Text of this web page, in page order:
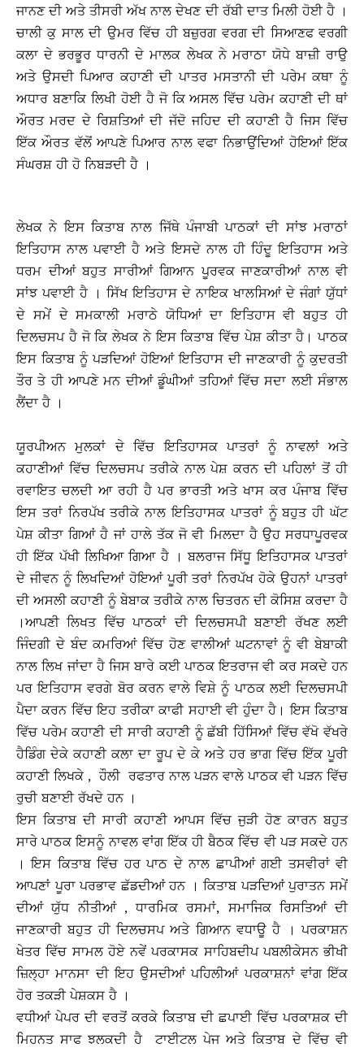
ਜਾਨਣ ਦੀ ਅਤੇ ਤੀਸਰੀ ਅੱਖ ਨਾਲ ਦੇਖਣ ਦੀ ਰੱਬੀ ਦਾਤ ਮਿਲੀ ਹੋਈ ਹੈ ।
ਚਾਲੀ ਕੁ ਸਾਲ ਦੀ ਉਮਰ ਵਿੱਚ ਹੀ ਬਜ਼ੁਰਗ ਵਰਗ ਦੀ ਸਿਆਣਫ ਵਰਗੀ
ਕਲਾ ਦੇ ਭਰਭੂਰ ਧਾਰਨੀ ਦੇ ਮਾਲਕ ਲੇਖਕ ਨੇ ਮਰਾਠਾ ਯੋਧੇ ਬਾਜ਼ੀ ਰਾਉ
ਅਤੇ ਉਸਦੀ ਪਿਆਰ ਕਹਾਣੀ ਦੀ ਪਾਤਰ ਮਸਤਾਨੀ ਦੀ ਪਰੇਮ ਕਥਾ ਨੂੰ
ਅਧਾਰ ਬਣਾਕਿ ਲਿਖੀ ਹੋਈ ਹੈ ਜੋ ਕਿ ਅਸਲ ਵਿੱਚ ਪਰੇਮ ਕਹਾਣੀ ਦੀ ਥਾਂ
ਔਰਤ ਮਰਦ ਦੇ ਰਿਸ਼ਤਿਆਂ ਦੀ ਜੱਦੋ ਜਹਿਦ ਦੀ ਕਹਾਣੀ ਹੈ ਜਿਸ ਵਿੱਚ
ਇੱਕ ਔਰਤ ਵੱਲੋਂ ਆਪਣੇ ਪਿਆਰ ਨਾਲ ਵਫਾ ਨਿਭਾਉਂਦਿਆਂ ਹੋਇਆਂ ਇੱਕ
ਸੰਘਰਸ਼ ਹੀ ਹੋ ਨਿਬੜਦੀ ਹੈ ।
ਲੇਖਕ ਨੇ ਇਸ ਕਿਤਾਬ ਨਾਲ ਜਿੱਥੇ ਪੰਜਾਬੀ ਪਾਠਕਾਂ ਦੀ ਸਾਂਝ ਮਰਾਠਾਂ
ਇਤਿਹਾਸ ਨਾਲ ਪਵਾਈ ਹੈ ਅਤੇ ਇਸਦੇ ਨਾਲ ਹੀ ਹਿੰਦੂ ਇਤਿਹਾਸ ਅਤੇ
ਧਰਮ ਦੀਆਂ ਬਹੁਤ ਸਾਰੀਆਂ ਗਿਆਨ ਪੂਰਵਕ ਜਾਣਕਾਰੀਆਂ ਨਾਲ ਵੀ
ਸਾਂਝ ਪਵਾਈ ਹੈ । ਸਿੱਖ ਇਤਿਹਾਸ ਦੇ ਨਾਇਕ ਖਾਲਸਿਆਂ ਦੇ ਜੰਗਾਂ ਯੁੱਧਾਂ
ਦੇ ਸਮੇਂ ਦੇ ਸਮਕਾਲੀ ਮਰਾਠੇ ਯੋਧਿਆਂ ਦਾ ਇਤਿਹਾਸ ਵੀ ਬਹੁਤ ਹੀ
ਦਿਲਚਸਪ ਹੈ ਜੋ ਕਿ ਲੇਖਕ ਨੇ ਇਸ ਕਿਤਾਬ ਵਿੱਚ ਪੇਸ਼ ਕੀਤਾ ਹੈ। ਪਾਠਕ
ਇਸ ਕਿਤਾਬ ਨੂੰ ਪੜਦਿਆਂ ਹੋਇਆਂ ਇਤਿਹਾਸ ਦੀ ਜਾਣਕਾਰੀ ਨੂੰ ਕੁਦਰਤੀ
ਤੌਰ ਤੇ ਹੀ ਆਪਣੇ ਮਨ ਦੀਆਂ ਡੂੰਘੀਆਂ ਤਹਿਆਂ ਵਿੱਚ ਸਦਾ ਲਈ ਸੰਭਾਲ
ਲੈਂਦਾ ਹੈ ।
ਯੂਰਪੀਅਨ ਮੁਲਕਾਂ ਦੇ ਵਿੱਚ ਇਤਿਹਾਸਕ ਪਾਤਰਾਂ ਨੂੰ ਨਾਵਲਾਂ ਅਤੇ
ਕਹਾਣੀਆਂ ਵਿੱਚ ਦਿਲਚਸਪ ਤਰੀਕੇ ਨਾਲ ਪੇਸ਼ ਕਰਨ ਦੀ ਪਹਿਲਾਂ ਤੋਂ ਹੀ
ਰਵਾਇਤ ਚਲਦੀ ਆ ਰਹੀ ਹੈ ਪਰ ਭਾਰਤੀ ਅਤੇ ਖਾਸ ਕਰ ਪੰਜਾਬ ਵਿੱਚ
ਇਸ ਤਰਾਂ ਨਿਰਪੱਖ ਤਰੀਕੇ ਨਾਲ ਇਤਿਹਾਸਕ ਪਾਤਰਾਂ ਨੂੰ ਬਹੁਤ ਹੀ ਘੱਟ
ਪੇਸ਼ ਕੀਤਾ ਗਿਆਂ ਹੈ ਜਾਂ ਹਾਲੇ ਤੱਕ ਜੋ ਵੀ ਮਿਲਦਾ ਹੈ ਉਹ ਸਰਧਾਪੂਰਵਕ
ਹੀ ਇੱਕ ਪੱਖੀ ਲਿਖਿਆ ਗਿਆ ਹੈ । ਬਲਰਾਜ ਸਿੱਧੂ ਇਤਿਹਾਸਕ ਪਾਤਰਾਂ
ਦੇ ਜੀਵਨ ਨੂੰ ਲਿਖਦਿਆਂ ਹੋਇਆਂ ਪੂਰੀ ਤਰਾਂ ਨਿਰਪੱਖ ਹੋਕੇ ਉਹਨਾਂ ਪਾਤਰਾਂ
ਦੀ ਅਸਲੀ ਕਹਾਣੀ ਨੂੰ ਬੇਬਾਕ ਤਰੀਕੇ ਨਾਲ ਚਿਤਰਨ ਦੀ ਕੋਸਿਸ਼ ਕਰਦਾ ਹੈ
। ਆਪਣੀ ਲਿਖਤ ਵਿੱਚ ਪਾਠਕਾਂ ਦੀ ਦਿਲਚਸਪੀ ਬਣਾਈ ਰੱਖਣ ਲਈ
ਜਿੰਦਗੀ ਦੇ ਬੰਦ ਕਮਰਿਆਂ ਵਿੱਚ ਹੋਣ ਵਾਲੀਆਂ ਘਟਨਾਵਾਂ ਨੂੰ ਵੀ ਬੇਬਾਕੀ
ਨਾਲ ਲਿਖ ਜਾਂਦਾ ਹੈ ਜਿਸ ਬਾਰੇ ਕਈ ਪਾਠਕ ਇਤਰਾਜ ਵੀ ਕਰ ਸਕਦੇ ਹਨ
ਪਰ ਇਤਿਹਾਸ ਵਰਗੇ ਬੋਰ ਕਰਨ ਵਾਲੇ ਵਿਸ਼ੇ ਨੂੰ ਪਾਠਕ ਲਈ ਦਿਲਚਸਪੀ
ਪੈਦਾ ਕਰਨ ਵਿੱਚ ਇਹ ਤਰੀਕਾ ਕਾਫੀ ਸਹਾਈ ਵੀ ਹੁੰਦਾ ਹੈ। ਇਸ ਕਿਤਾਬ
ਵਿੱਚ ਪਰੇਮ ਕਹਾਣੀ ਦੀ ਸਾਰੀ ਕਹਾਣੀ ਨੂੰ ਛੱਬੀ ਹਿੱਸਿਆਂ ਵਿੱਚ ਵੱਖੋ ਵੱਖਰੇ
ਹੈਡਿੰਗ ਦੇਕੇ ਕਹਾਣੀ ਕਲਾ ਦਾ ਰੂਪ ਦੇ ਕੇ ਅਤੇ ਹਰ ਭਾਗ ਵਿੱਚ ਇੱਕ ਪੂਰੀ
ਕਹਾਣੀ ਲਿਖਕੇ , ਹੌਲੀ ਰਫਤਾਰ ਨਾਲ ਪੜਨ ਵਾਲੇ ਪਾਠਕ ਵੀ ਪੜਨ ਵਿੱਚ
ਰੁਚੀ ਬਣਾਈ ਰੱਖਦੇ ਹਨ ।
ਇਸ ਕਿਤਾਬ ਦੀ ਸਾਰੀ ਕਹਾਣੀ ਆਪਸ ਵਿੱਚ ਜੁੜੀ ਹੋਣ ਕਾਰਨ ਬਹੁਤ
ਸਾਰੇ ਪਾਠਕ ਇਸਨੂੰ ਨਾਵਲ ਵਾਂਗ ਇੱਕ ਹੀ ਬੈਠਕ ਵਿੱਚ ਵੀ ਪੜ ਸਕਦੇ ਹਨ
। ਇਸ ਕਿਤਾਬ ਵਿੱਚ ਹਰ ਪਾਠ ਦੇ ਨਾਲ ਛਾਪੀਆਂ ਗਈ ਤਸਵੀਰਾਂ ਵੀ
ਆਪਣਾਂ ਪੂਰਾ ਪਰਭਾਵ ਛੱਡਦੀਆਂ ਹਨ । ਕਿਤਾਬ ਪੜਦਿਆਂ ਪੁਰਾਤਨ ਸਮੇਂ
ਦੀਆਂ ਯੁੱਧ ਨੀਤੀਆਂ , ਧਾਰਮਿਕ ਰਸਮਾਂ, ਸਮਾਜਿਕ ਰਿਸਤਿਆਂ ਦੀ
ਜਾਣਕਾਰੀ ਬਹੁਤ ਹੀ ਦਿਲਚਸਪ ਅਤੇ ਗਿਆਨ ਵਧਾਊ ਹੈ । ਪਰਕਾਸ਼ਨ
ਖੇਤਰ ਵਿੱਚ ਸਾਮਲ ਹੋਏ ਨਵੇਂ ਪਰਕਾਸਕ ਸਾਹਿਬਦੀਪ ਪਬਲੀਕੇਸਨ ਭੀਖੀ
ਜ਼ਿਲ੍ਹਾ ਮਾਨਸਾ ਦੀ ਇਹ ਉਸਦੀਆਂ ਪਹਿਲੀਆਂ ਪਰਕਾਸ਼ਨਾਂ ਵਾਂਗ ਇੱਕ
ਹੋਰ ਤਕੜੀ ਪੇਸ਼ਕਸ ਹੈ ।
ਵਧੀਆਂ ਪੇਪਰ ਦੀ ਵਰਤੋਂ ਕਰਕੇ ਕਿਤਾਬ ਦੀ ਛਪਾਈ ਵਿੱਚ ਪਰਕਾਸ਼ਕ ਦੀ
ਮਿਹਨਤ ਸਾਫ ਝਲਕਦੀ ਹੈ ਟਾਈਟਲ ਪੇਜ ਅਤੇ ਕਿਤਾਬ ਦੇ ਵਿੱਚ ਵੀ